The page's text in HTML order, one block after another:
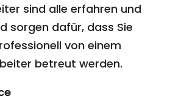
sind alle erfahren und
sorgen dafür, dass Sie
von einem
betreut werden.